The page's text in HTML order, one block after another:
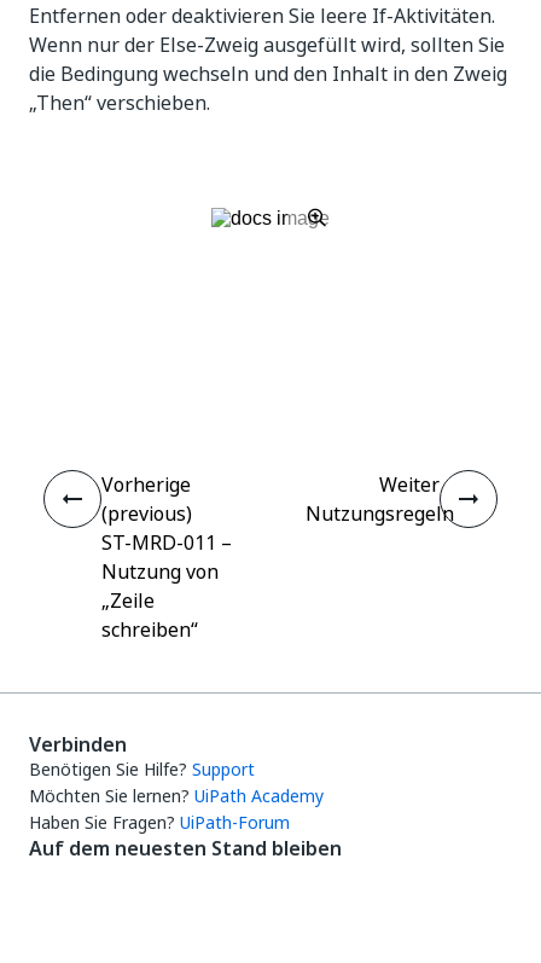
Entfernen oder deaktivieren Sie leere If-Aktivitäten.
Wenn nur der Else-Zweig ausgefüllt wird, sollten Sie
die Bedingung wechseln und den Inhalt in den Zweig
„Then“ verschieben.
Vorherige
(previous)
ST-MRD-011 –
Nutzung von
„Zeile
schreiben“
Weiter
Nutzungsregeln
Verbinden
Benötigen Sie Hilfe? Support
Möchten Sie lernen? UiPath Academy
Haben Sie Fragen? UiPath-Forum
Auf dem neuesten Stand bleiben